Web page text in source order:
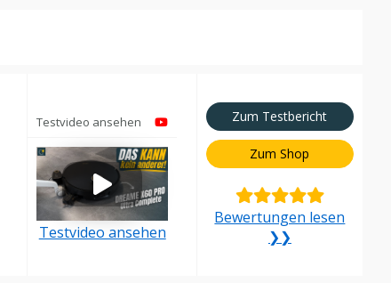
Testvideo ansehen
Testvideo ansehen
Zum Testbericht
Zum Shop
Bewertungen lesen
❯❯